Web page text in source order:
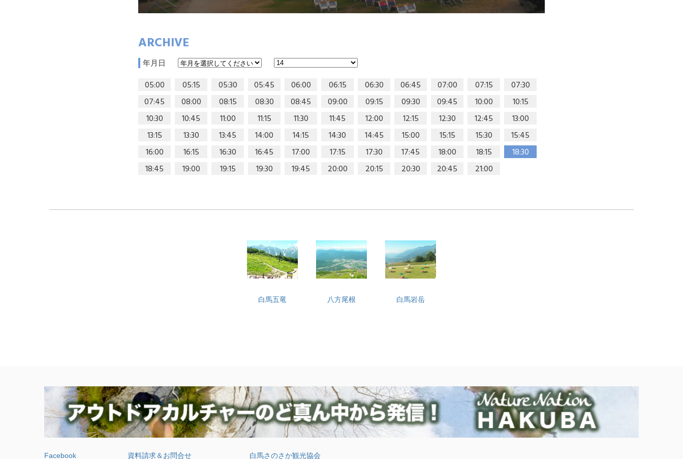
ARCHIVE
年月日
05:00 05:15 05:30 05:45 06:00 06:15 06:30 06:45 07:00 07:15
07:30
07:45
08:00 08:15 08:30 08:45 09:00 09:15 09:30 09:45 10:00
10:15
10:30
10:45 11:00 11:15 11:30 11:45 12:00 12:15 12:30 12:45
13:00
13:15
13:30 13:45 14:00 14:15 14:30 14:45 15:00 15:15 15:30
15:45
16:00
16:15 16:30 16:45 17:00 17:15 17:30 17:45 18:00 18:15
18:30
18:45
19:00 19:15 19:30 19:45 20:00 20:15 20:30 20:45 21:00
白馬五竜 八方尾根 白馬岩岳